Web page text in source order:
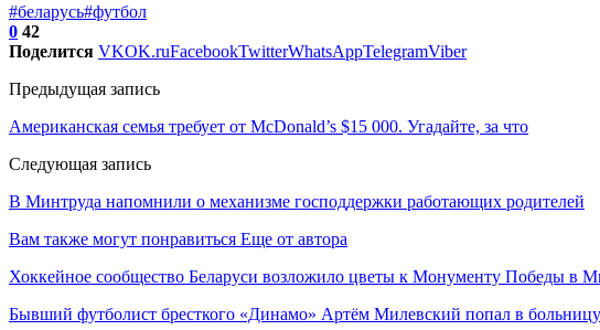
#беларусь#футбол
0 42
Поделится VKOK.ruFacebookTwitterWhatsAppTelegramViber
Предыдущая запись
Американская семья требует от McDonald’s $15 000. Угадайте, за что
Следующая запись
В Минтруда напомнили о механизме господдержки работающих родителей
Вам также могут понравиться Еще от автора
Хоккейное сообщество Беларуси возложило цветы к Монументу Победы в
Бывший футболист бресткого «Динамо» Артём Милевский попал в больницу